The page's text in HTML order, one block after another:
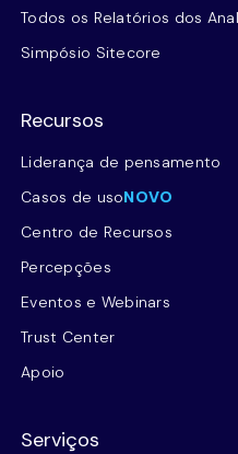
Todos os Relatórios dos
Simpósio Sitecore
Recursos
Liderança de pensamento
Casos de usoNOVO
Centro de Recursos
Percepções
Eventos e Webinars
Trust Center
Apoio
Serviços